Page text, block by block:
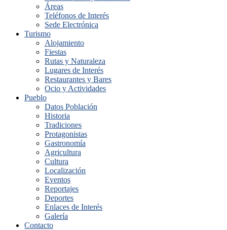
Áreas
Teléfonos de Interés
Sede Electrónica
Turismo
Alojamiento
Fiestas
Rutas y Naturaleza
Lugares de Interés
Restaurantes y Bares
Ocio y Actividades
Pueblo
Datos Población
Historia
Tradiciones
Protagonistas
Gastronomía
Agricultura
Cultura
Localización
Eventos
Reportajes
Deportes
Enlaces de Interés
Galería
Contacto